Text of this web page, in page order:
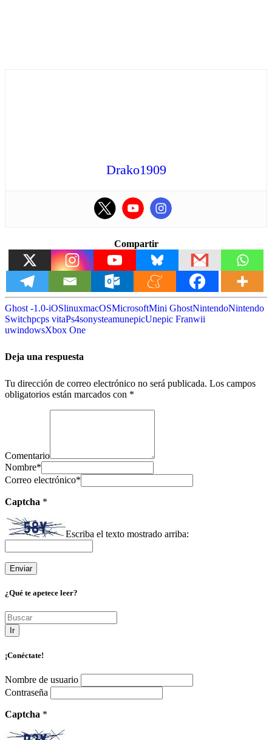
Drako1909
Compartir
Ghost -1.0-iOSlinuxmacOSMicrosoftMini GhostNintendoNintendo
Switchpcps vitaPs4sonysteamunepicUnepic Franwii
uwindowsXbox One
Deja una respuesta
Tu dirección de correo electrónico no será publicada. Los campos
obligatorios están marcados con *
Comentario
Nombre*
Correo electrónico*
Captcha *
Escriba el texto mostrado arriba:
¿Qué te apetece leer?
Ir
¡Conéctate!
Nombre de usuario
Contraseña
Captcha *